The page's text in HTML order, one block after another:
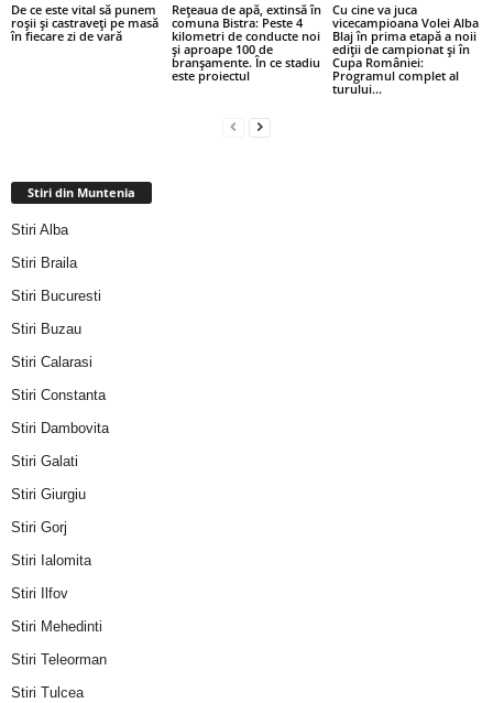
De ce este vital să punem
roșii și castraveți pe masă
în fiecare zi de vară
Rețeaua de apă, extinsă în
comuna Bistra: Peste 4
kilometri de conducte noi
și aproape 100 de
branșamente. În ce stadiu
este proiectul
Cu cine va juca
vicecampioana Volei Alba
Blaj în prima etapă a noii
ediții de campionat și în
Cupa României:
Programul complet al
turului...
Stiri din Muntenia
Stiri Alba
Stiri Braila
Stiri Bucuresti
Stiri Buzau
Stiri Calarasi
Stiri Constanta
Stiri Dambovita
Stiri Galati
Stiri Giurgiu
Stiri Gorj
Stiri Ialomita
Stiri Ilfov
Stiri Mehedinti
Stiri Teleorman
Stiri Tulcea